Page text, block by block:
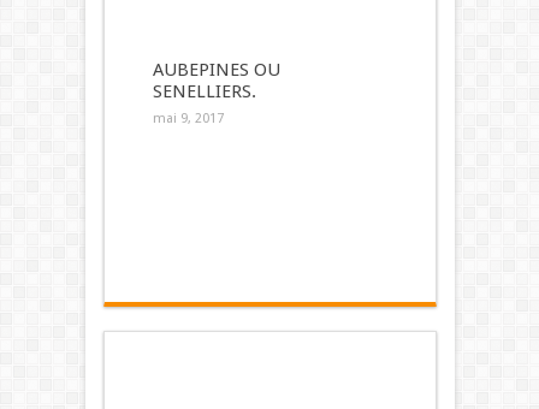
AUBEPINES OU
SENELLIERS.
mai 9, 2017